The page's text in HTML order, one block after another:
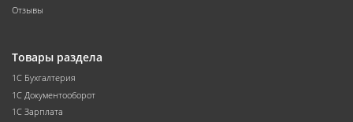
Отзывы
Товары раздела
1С Бухгалтерия
1С Документооборот
1С Зарплата